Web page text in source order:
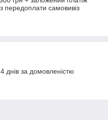
передоплати самовивіз
днів за домовленістю